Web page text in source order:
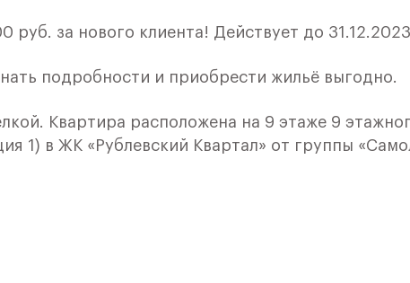
руб. за нового клиента! Действует до 31.12.2023
подробности и приобрести жильё выгодно.
Квартира расположена на 9 этаже 9
1) в ЖК «Рублевский Квартал» от группы
и кухни.